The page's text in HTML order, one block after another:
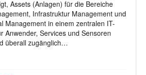
Assets (Anlagen) für die Bereiche
Infrastruktur Management und
Management in einem zentralen IT-
Anwender, Services und Sensoren
überall zugänglich…